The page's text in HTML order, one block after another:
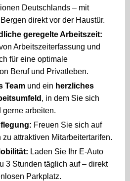
Deutschlands – mit
direkt vor der Haustür.
geregelte Arbeitszeit:
Arbeitszeiterfassung und
für eine optimale
Beruf und Privatleben.
Teamund ein herzliches
, in dem Sie sich
arbeiten.
Freuen Sie sich auf
zu attraktiven Mitarbeitertarifen.
Laden Sie Ihr E-Auto
3 Stunden täglich auf – direkt
Parkplatz.